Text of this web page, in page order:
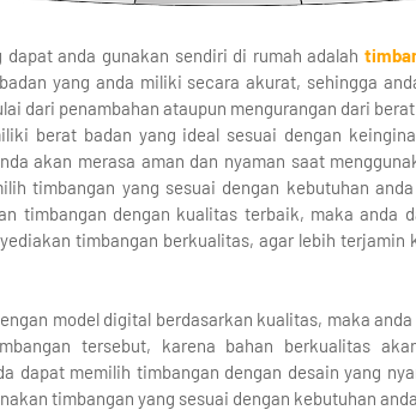
anda gunakan sendiri di rumah adalah
yang anda miliki secara akurat, sehingga
dari penambahan ataupun mengurangan dari
berat badan yang ideal sesuai dengan
akan merasa aman dan nyaman saat
timbangan yang sesuai dengan kebutuhan
timbangan dengan kualitas terbaik, maka anda
timbangan berkualitas, agar lebih
model digital berdasarkan kualitas, maka
tersebut, karena bahan berkualitas
dapat memilih timbangan dengan desain yang
timbangan yang sesuai dengan kebutuhan